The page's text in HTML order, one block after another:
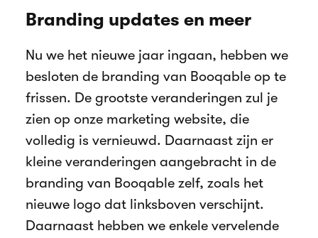
Branding updates en meer
Nu we het nieuwe jaar ingaan, hebben we
besloten de branding van Booqable op te
frissen. De grootste veranderingen zul je
zien op onze marketing website, die
volledig is vernieuwd. Daarnaast zijn er
kleine veranderingen aangebracht in de
branding van Booqable zelf, zoals het
nieuwe logo dat linksboven verschijnt.
Daarnaast hebben we enkele vervelende